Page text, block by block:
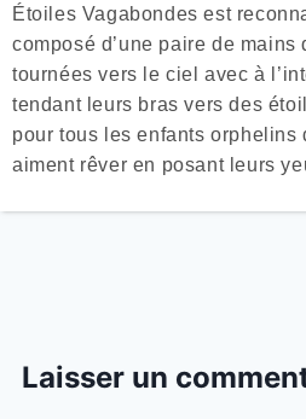
Étoiles Vagabondes est
composé d’une paire de
tournées vers le ciel avec à
tendant leurs bras vers des
pour tous les enfants orphelins
aiment rêver en posant leurs
Laisser un